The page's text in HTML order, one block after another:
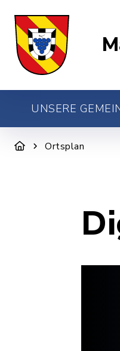
UNSERE
Ortsplan